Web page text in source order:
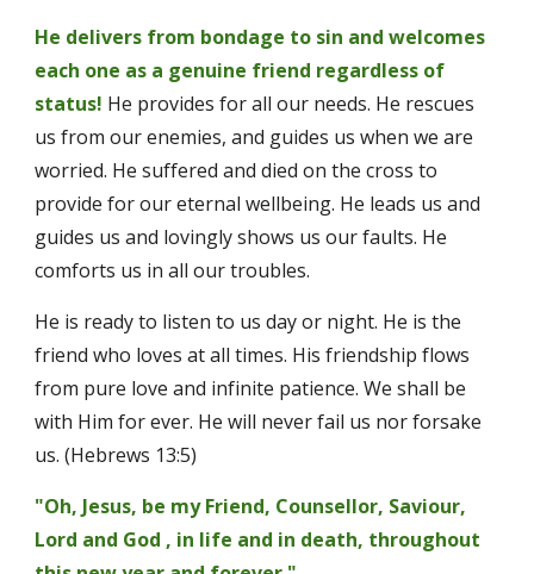
He delivers from bondage to sin and welcomes
each one as a genuine friend regardless of
status! He provides for all our needs. He rescues
us from our enemies, and guides us when we are
worried. He suffered and died on the cross to
provide for our eternal wellbeing. He leads us and
guides us and lovingly shows us our faults. He
comforts us in all our troubles.
He is ready to listen to us day or night. He is the
friend who loves at all times. His friendship flows
from pure love and infinite patience. We shall be
with Him for ever. He will never fail us nor forsake
us. (Hebrews 13:5)
"Oh, Jesus, be my Friend, Counsellor, Saviour,
Lord and God , in life and in death, throughout